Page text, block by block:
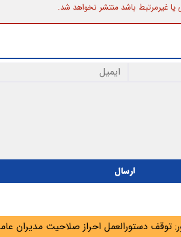
دستورالعمل احراز صلاحیت مدیران عامل
یا غیرمرتبط باشد منتشر نخواهد شد.
ارسال